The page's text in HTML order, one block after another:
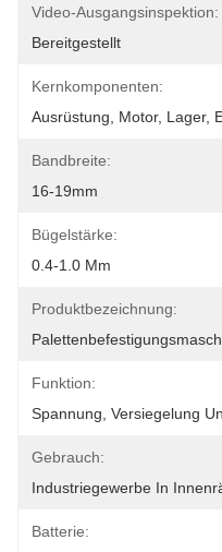
Video-Ausgangsinspektion:
Bereitgestellt
Kernkomponenten:
Ausrüstung, Motor, Lager,
Bandbreite:
16-19mm
Bügelstärke:
0.4-1.0 Mm
Produktbezeichnung:
Funktion:
Spannung, Versiegelung
Gebrauch:
Industriegewerbe In
Batterie: